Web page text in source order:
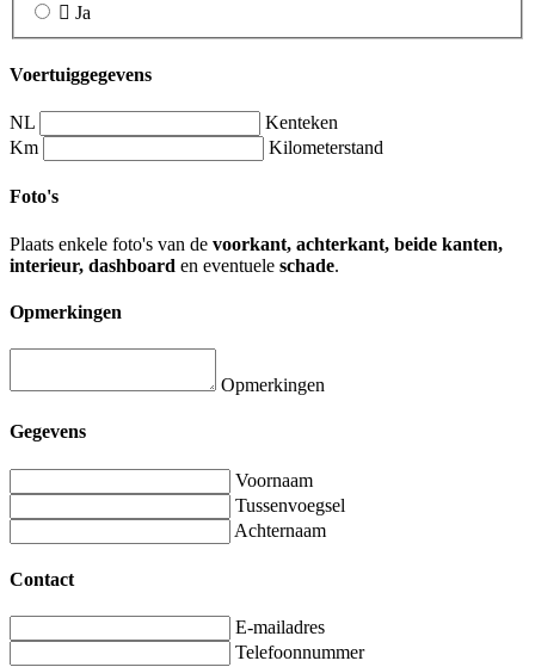
Ja
Voertuiggegevens
NL
Kenteken
Km
Kilometerstand
Foto's
Plaats enkele foto's van de voorkant, achterkant, beide kanten,
interieur, dashboard en eventuele schade.
Opmerkingen
Opmerkingen
Gegevens
Voornaam
Tussenvoegsel
Achternaam
Contact
E-mailadres
Telefoonnummer